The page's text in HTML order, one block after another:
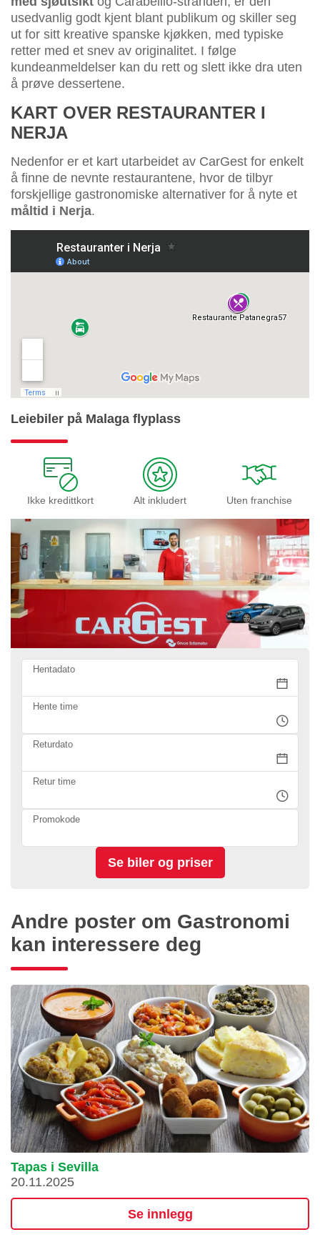
usedvanlig godt kjent blant publikum og skiller seg
ut for sitt kreative spanske kjøkken, med typiske
retter med et snev av originalitet. I følge
kundeanmeldelser kan du rett og slett ikke dra uten
å prøve dessertene.
KART OVER RESTAURANTER I
NERJA
Nedenfor er et kart utarbeidet av CarGest for enkelt
å finne de nevnte restaurantene, hvor de tilbyr
forskjellige gastronomiske alternativer for å nyte et
måltid i Nerja.
Leiebiler på Malaga flyplass
Ikke kredittkort Alt inkludert Uten franchise
Hentadato
Hente time
Returdato
Retur time
Promokode
Andre poster om Gastronomi
kan interessere deg
Tapas i Sevilla
20.11.2025
Se innlegg